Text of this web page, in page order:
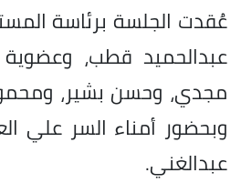
عُقدت الجلسة برئاسة
عبدالحميد قطب، وعضوية
مجدي، وحسن بشير،
وبحضور أمناء السر علي
عبدالغني.